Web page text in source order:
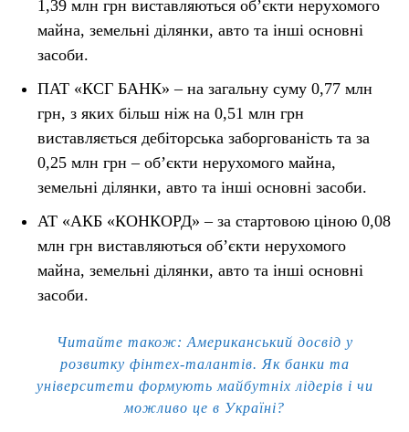
1,39 млн грн виставляються об’єкти нерухомого
майна, земельні ділянки, авто та інші основні
засоби.
ПАТ «КСГ БАНК» – на загальну суму 0,77 млн
грн, з яких більш ніж на 0,51 млн грн
виставляється дебіторська заборгованість та за
0,25 млн грн – об’єкти нерухомого майна,
земельні ділянки, авто та інші основні засоби.
АТ «АКБ «КОНКОРД» – за стартовою ціною 0,08
млн грн виставляються об’єкти нерухомого
майна, земельні ділянки, авто та інші основні
засоби.
Читайте також: Американський досвід у
розвитку фінтех-талантів. Як банки та
університети формують майбутніх лідерів і чи
можливо це в Україні?